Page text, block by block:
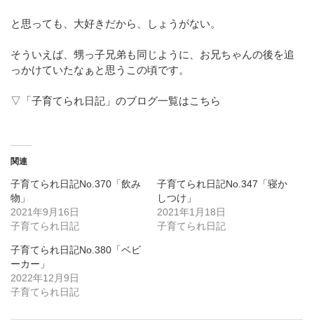
と思っても、大好きだから、しょうがない。
そういえば、甥っ子兄弟も同じように、お兄ちゃんの後を追
っかけていたなぁと思うこの頃です。
▽「子育てられ日記」のブログ一覧はこちら
関連
子育てられ日記No.370「飲み
物」
2021年9月16日
子育てられ日記
子育てられ日記No.347「寝か
しつけ」
2021年1月18日
子育てられ日記
子育てられ日記No.380「ベビ
ーカー」
2022年12月9日
子育てられ日記